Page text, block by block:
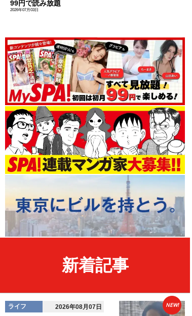
99円で読み放題
2026年07月03日
新着記事
ライフ 2026年08月07日 NEW!